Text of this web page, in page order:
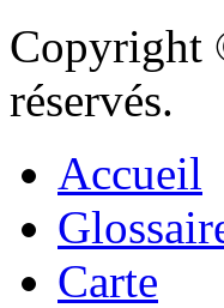
Copyright
réservés.
Accueil
Carte